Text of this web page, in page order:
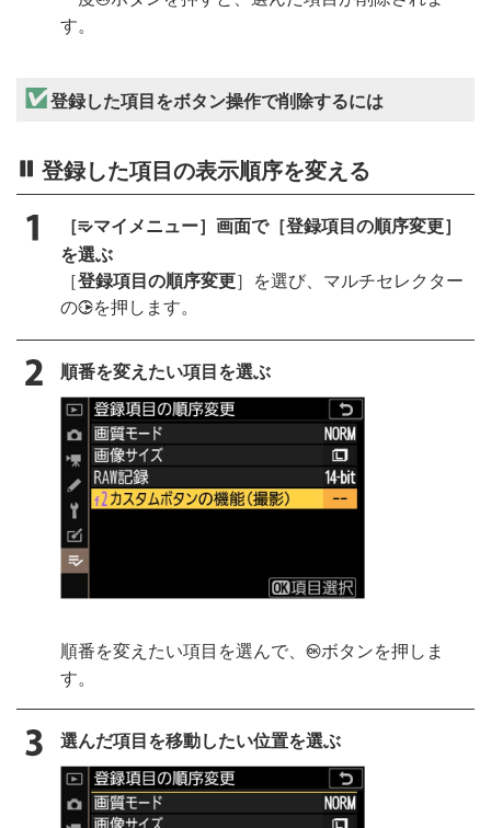
す。
登録した項目をボタン操作で削除するには
登録した項目の表示順序を変える
［Oマイメニュー］画面で［登録項目の順序変更］
を選ぶ
［登録項目の順序変更］を選び、マルチセレクター
の2を押します。
順番を変えたい項目を選ぶ
順番を変えたい項目を選んで、 Jボタンを押しま
す。
選んだ項目を移動したい位置を選ぶ